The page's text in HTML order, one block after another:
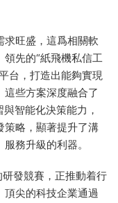
求旺盛，這爲相關軟
先的“紙飛機私信工
台，打造出能夠實現
些方案深度融合了
智能化決策能力，
策略，顯著提升了溝
務升級的利器。
發競賽，正推動着行
尖的科技企業通過